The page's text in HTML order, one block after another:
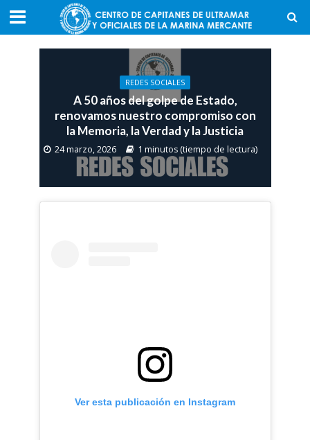
REDES SOCIALES
A 50 años del golpe de Estado,
renovamos nuestro compromiso con
la Memoria, la Verdad y la Justicia
24 marzo, 2026 1 minutos (tiempo de lectura)
Ver esta publicación en Instagram